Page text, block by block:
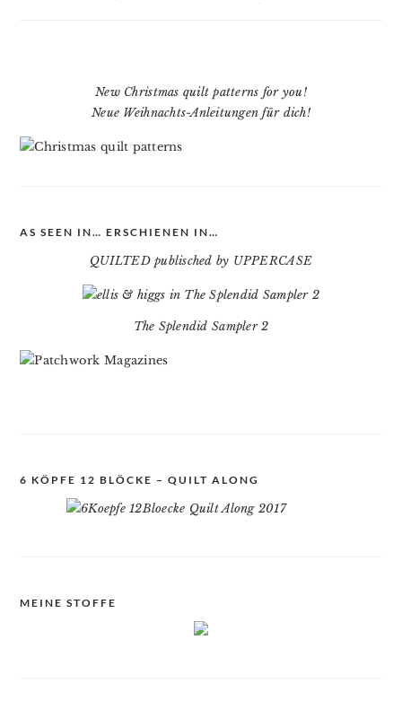
New Christmas quilt patterns for you!
Neue Weihnachts-Anleitungen für dich!
AS SEEN IN… ERSCHIENEN IN…
QUILTED publisched by UPPERCASE
The Splendid Sampler 2
6 KÖPFE 12 BLÖCKE – QUILT ALONG
MEINE STOFFE